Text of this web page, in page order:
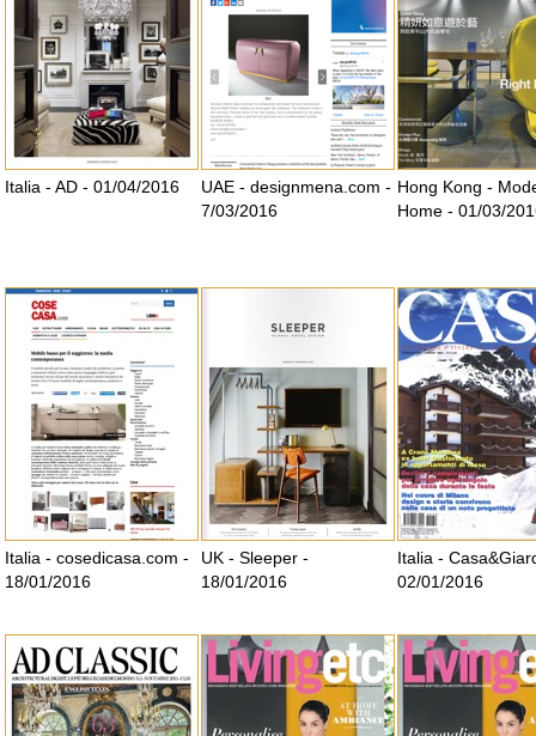
Italia - AD - 01/04/2016
UAE - designmena.com -
7/03/2016
Hong Kong -
Home - 01/03/
Italia - cosedicasa.com -
18/01/2016
UK - Sleeper -
18/01/2016
Italia -
02/01/2016